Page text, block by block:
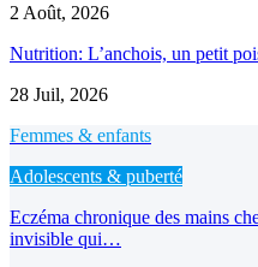
2 Août, 2026
Nutrition: L’anchois, un petit
28 Juil, 2026
Femmes & enfants
Adolescents & puberté
Eczéma chronique des mains
invisible qui…